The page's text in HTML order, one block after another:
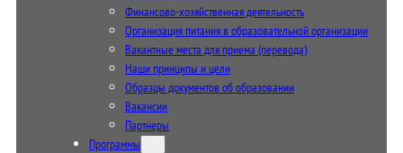
Финансово-хозяйственная деятельность
Организация питания в образовательной организации
Вакантные места для приема (перевода)
Наши принципы и цели
Образцы документов об образовании
Вакансии
Партнеры
Программы